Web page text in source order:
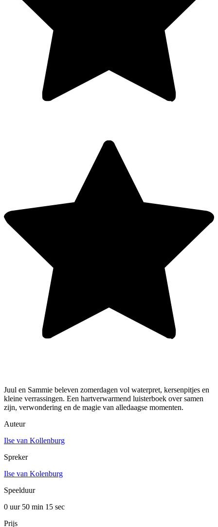
Juul en Sammie beleven zomerdagen vol waterpret, kersenpitjes en
kleine verrassingen. Een hartverwarmend luisterboek over samen
zijn, verwondering en de magie van alledaagse momenten.
Auteur
Ilse van Kollenburg
Spreker
Ilse van Kolenburg
Speelduur
0 uur 50 min 15 sec
Prijs